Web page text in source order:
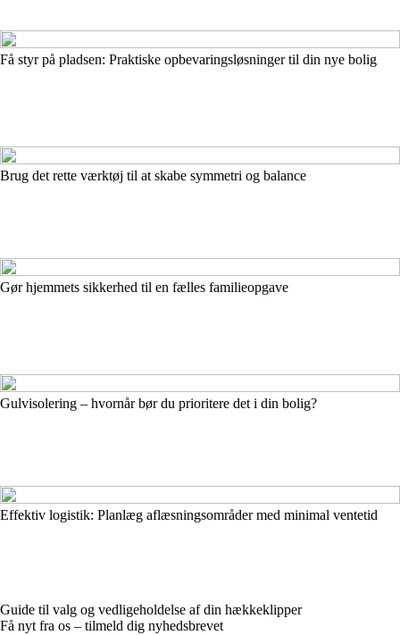
Få styr på pladsen: Praktiske opbevaringsløsninger til din nye bolig
Brug det rette værktøj til at skabe symmetri og balance
Gør hjemmets sikkerhed til en fælles familieopgave
Gulvisolering – hvornår bør du prioritere det i din bolig?
Effektiv logistik: Planlæg aflæsningsområder med minimal ventetid
Guide til valg og vedligeholdelse af din hækkeklipper
Få nyt fra os – tilmeld dig nyhedsbrevet